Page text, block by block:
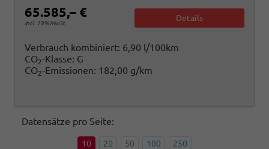
65.585,– €
incl. 19% MwSt.
Details
Verbrauch kombiniert: 6,90 l/100km
CO2-Klasse: G
CO2-Emissionen: 182,00 g/km
Datensätze pro Seite:
10 20 50 100 250